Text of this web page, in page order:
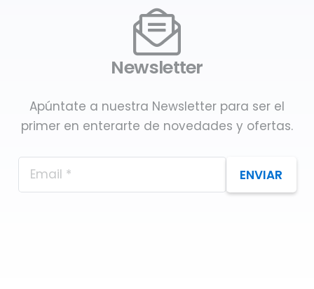
Newsletter
Apúntate a nuestra Newsletter para ser el
primer en enterarte de novedades y ofertas.
ENVIAR